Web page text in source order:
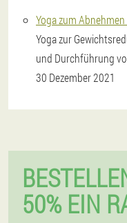
Yoga zum
Yoga zur
und Durchführung
30 Dezember 2021
50% EIN